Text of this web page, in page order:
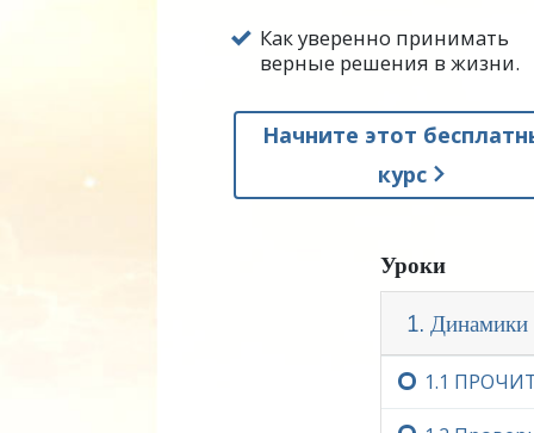
Знание того, что собой
решения в улаживании
которые могут быть
работоспособного и
было бы научить и
сделал эти открытия и не
В этой главе вы узнаете
При прохождении этого
Единственная причина, по
неспособным к обучению,
Как уверенно принимать
верные решения в жизни.
Начните этот
курс
Уроки
1. Динамики